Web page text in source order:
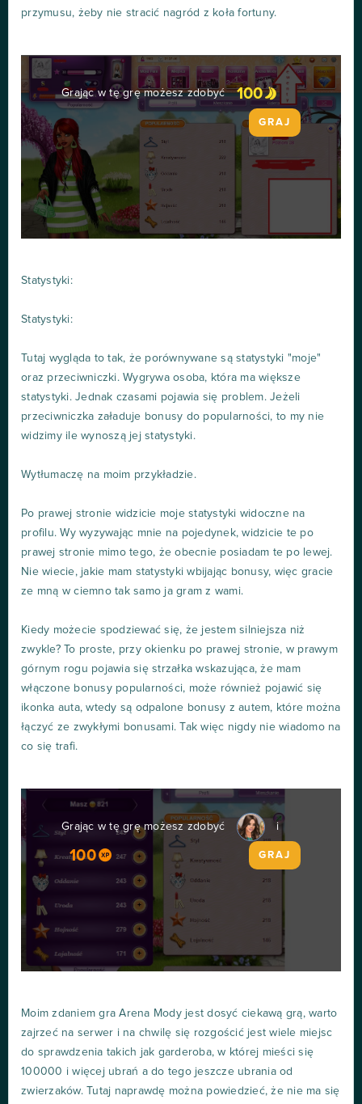
przymusu, żeby nie stracić nagród z koła fortuny.
Grając w tę grę możesz zdobyć 100
GRAJ
Statystyki:
Statystyki:
Tutaj wygląda to tak, że porównywane są statystyki "moje"
oraz przeciwniczki. Wygrywa osoba, która ma większe
statystyki. Jednak czasami pojawia się problem. Jeżeli
przeciwniczka załaduje bonusy do popularności, to my nie
widzimy ile wynoszą jej statystyki.
Wytłumaczę na moim przykładzie.
Po prawej stronie widzicie moje statystyki widoczne na
profilu. Wy wyzywając mnie na pojedynek, widzicie te po
prawej stronie mimo tego, że obecnie posiadam te po lewej.
Nie wiecie, jakie mam statystyki wbijając bonusy, więc gracie
ze mną w ciemno tak samo ja gram z wami.
Kiedy możecie spodziewać się, że jestem silniejsza niż
zwykle? To proste, przy okienku po prawej stronie, w prawym
górnym rogu pojawia się strzałka wskazująca, że mam
włączone bonusy popularności, może również pojawić się
ikonka auta, wtedy są odpalone bonusy z autem, które można
łączyć ze zwykłymi bonusami. Tak więc nigdy nie wiadomo na
co się trafi.
Grając w tę grę możesz zdobyć i
100 GRAJ
Moim zdaniem gra Arena Mody jest dosyć ciekawą grą, warto
zajrzeć na serwer i na chwilę się rozgościć jest wiele miejsc
do sprawdzenia takich jak garderoba, w której mieści się
100000 i więcej ubrań a do tego jeszcze ubrania od
zwierzaków. Tutaj naprawdę można powiedzieć, że nie ma się